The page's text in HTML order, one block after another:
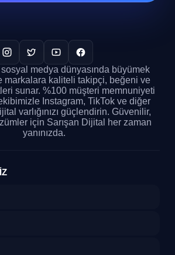
medya dünyasında büyümek
markalara kaliteli takipçi, beğeni ve
sunar. %100 müşteri memnuniyeti
Instagram, TikTok ve diğer
varlığınızı güçlendirin. Güvenilir,
için Sarışan Dijital her zaman
yanınızda.